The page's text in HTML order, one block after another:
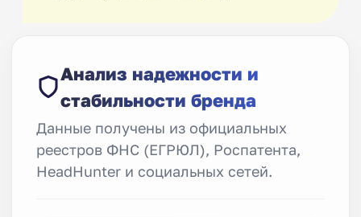
Анализ надежности и
стабильности бренда
Данные получены из официальных
реестров ФНС (ЕГРЮЛ), Роспатента,
HeadHunter и социальных сетей.